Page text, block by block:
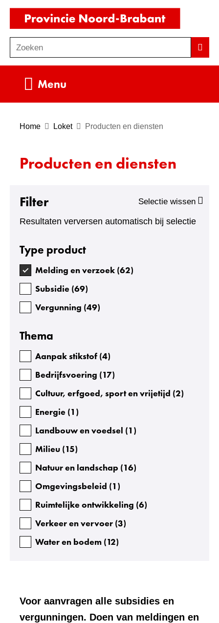
Ga
de
inhoud
o
e
Zoeken
Menu
Home Loket Producten en diensten
Producten en diensten
Filter
Resultaten verversen automatisch bij selectie
Facetten
Selectie wissen
Type product
Melding en verzoek (62)
Subsidie (69)
Vergunning (49)
Thema
Aanpak stikstof (4)
Bedrijfsvoering (17)
Cultuur, erfgoed, sport en vrijetijd (2)
Energie (1 )
Landbouw en voedsel (1 )
Milieu (15)
Natuur en landschap (16)
Omgevingsbeleid (1 )
Ruimtelijke ontwikkeling (6)
Verkeer en vervoer (3)
Water en bodem (12)
Voor aanvragen alle subsidies en
vergunningen. Doen van meldingen en